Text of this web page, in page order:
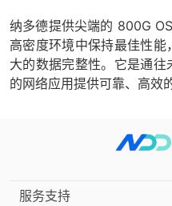
纳多德提供尖端的 800G
高密度环境中保持最佳性
大的数据完整性。它是通
的网络应用提供可靠、高效
服务支持